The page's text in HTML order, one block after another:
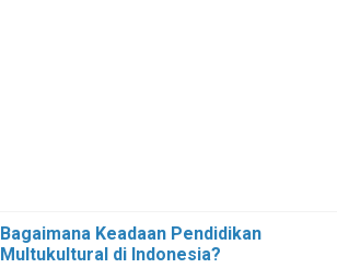
Bagaimana Keadaan Pendidikan
Multukultural di Indonesia?